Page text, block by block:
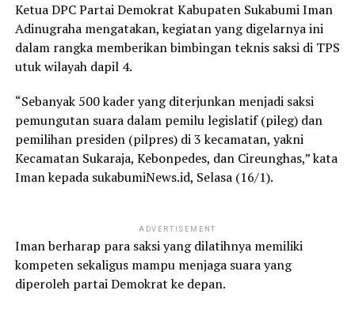
Ketua DPC Partai Demokrat Kabupaten Sukabumi Iman
Adinugraha mengatakan, kegiatan yang digelarnya ini
dalam rangka memberikan bimbingan teknis saksi di TPS
utuk wilayah dapil 4.
“Sebanyak 500 kader yang diterjunkan menjadi saksi
pemungutan suara dalam pemilu legislatif (pileg) dan
pemilihan presiden (pilpres) di 3 kecamatan, yakni
Kecamatan Sukaraja, Kebonpedes, dan Cireunghas,” kata
Iman kepada sukabumiNews.id, Selasa (16/1).
ADVERTISEMENT
Iman berharap para saksi yang dilatihnya memiliki
kompeten sekaligus mampu menjaga suara yang
diperoleh partai Demokrat ke depan.